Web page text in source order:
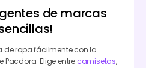
de marcas
de ropa fácilmente con la
Elige entre camisetas,